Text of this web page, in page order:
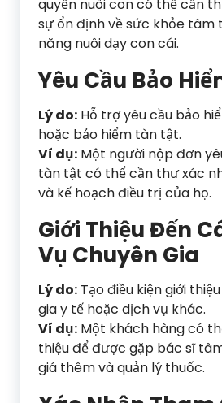
quyền nuôi con có thể cần
sự ổn định về sức khỏe tâm
năng nuôi dạy con cái.
Yêu Cầu Bảo
Lý do: Hỗ trợ yêu cầu bảo
hoặc bảo hiểm tàn tật.
Ví dụ: Một người nộp đơn
tàn tật có thể cần thư xác
và kế hoạch điều trị của họ.
Giới Thiệu Đến
Vụ Chuyên Gia
Lý do: Tạo điều kiện giới
gia y tế hoặc dịch vụ khác.
Ví dụ: Một khách hàng có
thiệu để được gặp bác sĩ
giá thêm và quản lý thuốc.